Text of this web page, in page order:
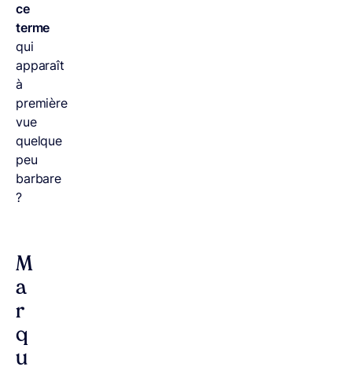
ce
terme
qui
apparaît
à
première
vue
quelque
peu
barbare
?
M
a
r
q
u